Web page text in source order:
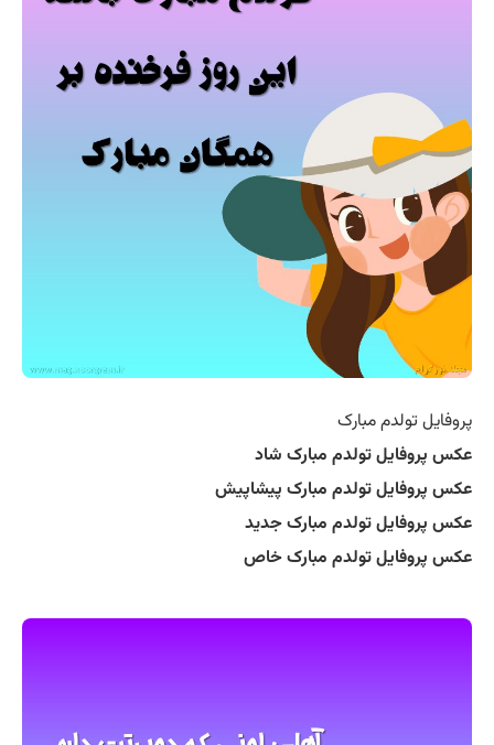
پروفایل تولدم مبارک
عکس پروفایل تولدم مبارک شاد
عکس پروفایل تولدم مبارک پیشاپیش
عکس پروفایل تولدم مبارک جدید
عکس پروفایل تولدم مبارک خاص